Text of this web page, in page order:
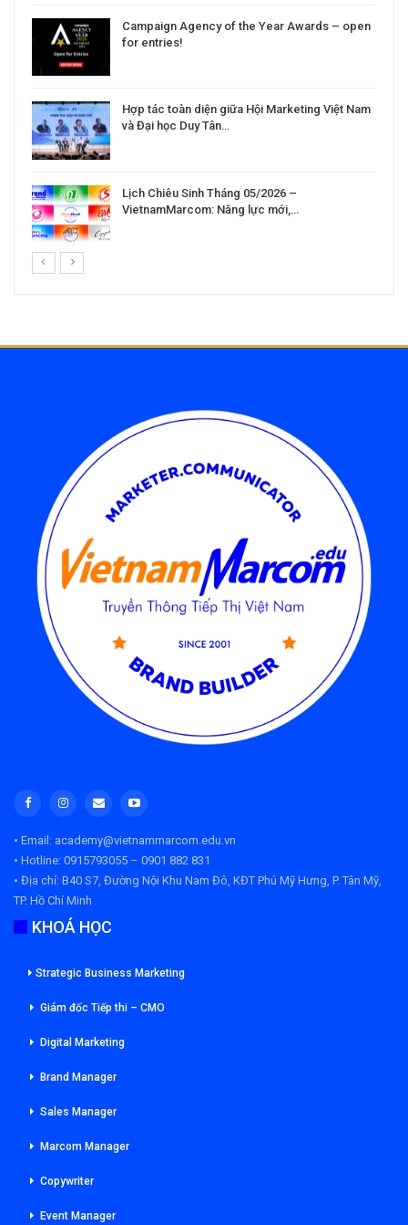
Campaign Agency of the Year Awards – open
for entries!
Hợp tác toàn diện giữa Hội Marketing Việt Nam
và Đại học Duy Tân…
Lịch Chiêu Sinh Tháng 05/2026 –
VietnamMarcom: Năng lực mới,…
• Email: academy@vietnammarcom.edu.vn
• Hotline: 0915793055 – 0901 882 831
• Địa chỉ: B40 S7, Đường Nội Khu Nam Đô, KĐT Phú Mỹ Hưng, P. Tân Mỹ,
TP. Hồ Chí Minh
KHOÁ HỌC
Strategic Business Marketing
Giám đốc Tiếp thi – CMO
Digital Marketing
Brand Manager
Sales Manager
Marcom Manager
Copywriter
Event Manager